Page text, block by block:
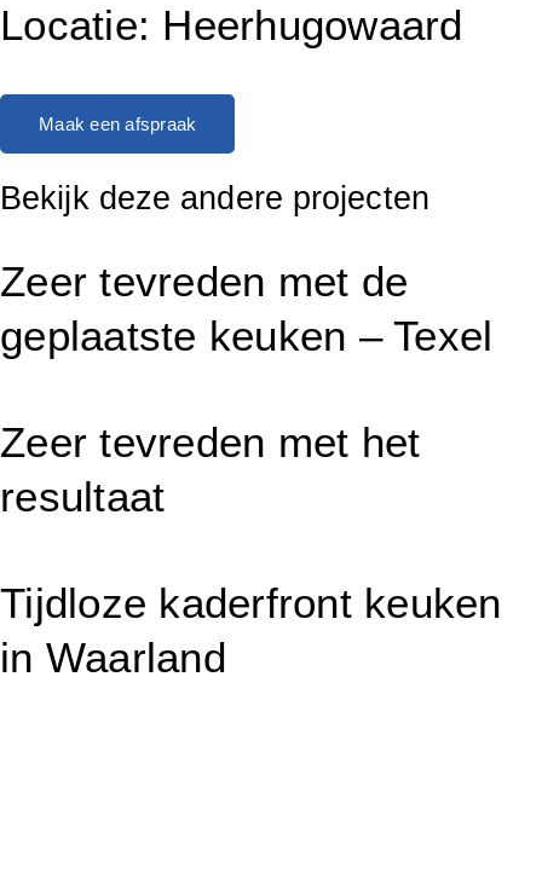
Locatie: Heerhugowaard
Maak een afspraak
Bekijk deze andere projecten
Zeer tevreden met de
geplaatste keuken – Texel
Zeer tevreden met het
resultaat
Tijdloze kaderfront keuken
in Waarland